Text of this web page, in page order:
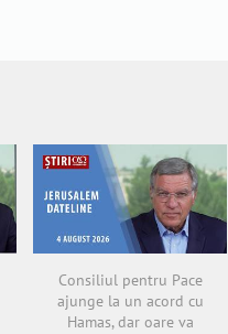
Consiliul pentru Pace
ajunge la un acord cu
Hamas, dar oare va